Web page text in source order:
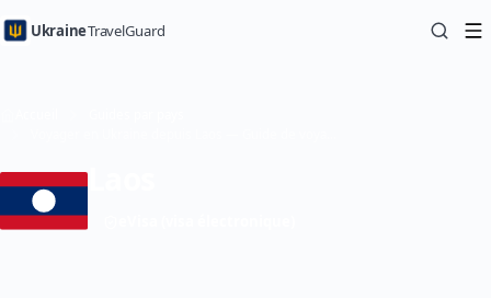
UkraineTravelGuard